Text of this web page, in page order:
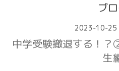
ブ
2023-10-
中学受験撤退する！
生